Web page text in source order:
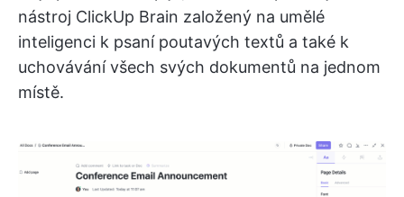
nástroj ClickUp Brain založený na umělé
inteligenci k psaní poutavých textů a také k
uchovávání všech svých dokumentů na jednom
místě.